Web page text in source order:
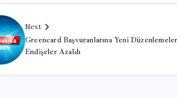
Next
Greencard Başvuranlarına Yeni
Endişeler Azaldı